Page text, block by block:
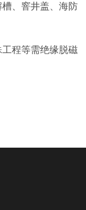
、窨井盖、海防
程等需绝缘脱磁